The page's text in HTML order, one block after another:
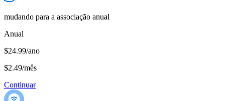
mudando para a associação anual
Anual
$24.99/ano
$2.49/mês
Continuar